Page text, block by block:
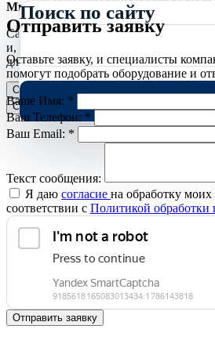
Поиск по сайту
Отправить заявку
Оставьте заявку, и специалисты
помогут подобрать оборудование и
Ваше Имя: *
Ваш Телефон: *
Ваш Email: *
Текст сообщения:
Я даю согласие на обработку
соответствии с Политикой
Отправить заявку
Мы используем cookies
Сайт использует необходимые
и, с вашего согласия, аналитические
для улучшения сайта.Подробнее
Отклонить
Cookies